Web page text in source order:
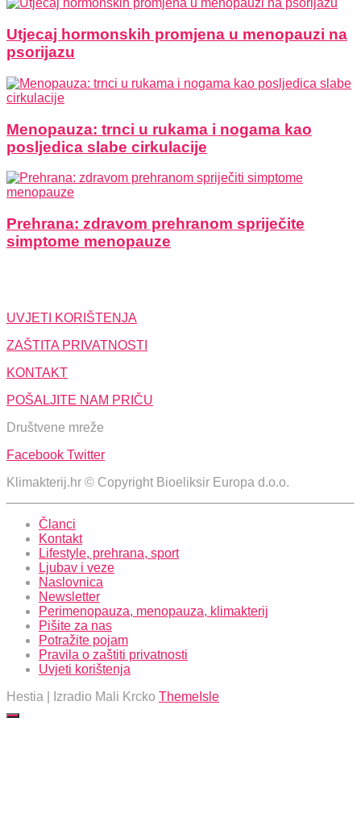
Utjecaj hormonskih promjena u menopauzi na
psorijazu
Menopauza: trnci u rukama i nogama kao
posljedica slabe cirkulacije
Prehrana: zdravom prehranom spriječite
simptome menopauze
UVJETI KORIŠTENJA
ZAŠTITA PRIVATNOSTI
KONTAKT
POŠALJITE NAM PRIČU
Društvene mreže
Facebook Twitter
Klimakterij.hr © Copyright Bioeliksir Europa d.o.o.
Članci
Kontakt
Lifestyle, prehrana, sport
Ljubav i veze
Naslovnica
Newsletter
Perimenopauza, menopauza, klimakterij
Pišite za nas
Potražite pojam
Pravila o zaštiti privatnosti
Uvjeti korištenja
Hestia | Izradio Mali Krcko ThemeIsle